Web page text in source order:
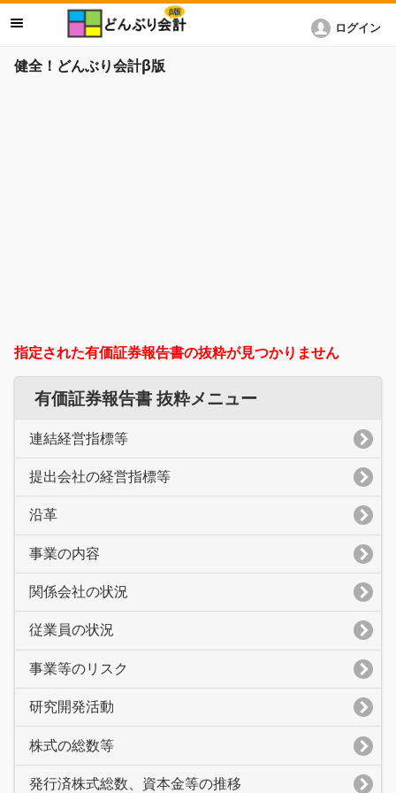
健全！どんぶり会計β版
ログイン
指定された有価証券報告書の抜粋が見つかりません
有価証券報告書 抜粋メニュー
連結経営指標等
提出会社の経営指標等
沿革
事業の内容
関係会社の状況
従業員の状況
事業等のリスク
研究開発活動
株式の総数等
発行済株式総数、資本金等の推移